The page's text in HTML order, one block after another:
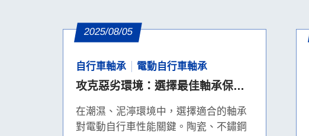
2025/08/05
自行車軸承 電動自行車軸承
攻克惡劣環境：選擇最佳軸承保障
在潮濕、泥濘環境中，選擇適合的軸承
對電動自行車性能關鍵。陶瓷、不鏽鋼